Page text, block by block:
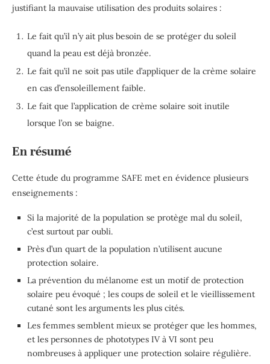
justifiant la mauvaise utilisation des produits solaires :
Le fait qu’il n’y ait plus besoin de se protéger du soleil
quand la peau est déjà bronzée.
Le fait qu’il ne soit pas utile d’appliquer de la crème solaire
en cas d’ensoleillement faible.
Le fait que l’application de crème solaire soit inutile
lorsque l’on se baigne.
En résumé
Cette étude du programme SAFE met en évidence plusieurs
enseignements :
Si la majorité de la population se protège mal du soleil,
c’est surtout par oubli.
Près d’un quart de la population n’utilisent aucune
protection solaire.
La prévention du mélanome est un motif de protection
solaire peu évoqué ; les coups de soleil et le vieillissement
cutané sont les arguments les plus cités.
Les femmes semblent mieux se protéger que les hommes,
et les personnes de phototypes IV à VI sont peu
nombreuses à appliquer une protection solaire régulière.